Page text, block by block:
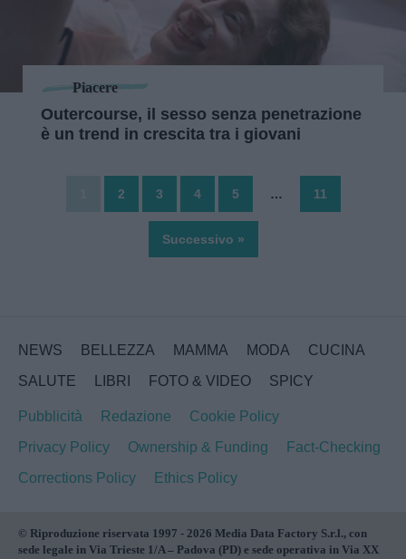
Piacere
Outercourse, il sesso senza penetrazione
è un trend in crescita tra i giovani
2 3 4 5 … 11
Successivo »
NEWS BELLEZZA MAMMA MODA
CUCINA
SALUTE
LIBRI FOTO & VIDEO SPICY
Pubblicità Redazione
Cookie Policy
Privacy Policy
Ownership & Funding
Fact-Checking
Corrections Policy
Ethics Policy
© Riproduzione riservata 1997 - 2026 Media Data Factory S.r.l., con
sede legale in Via Trieste 1/A – Padova (PD) e sede operativa in Via XX